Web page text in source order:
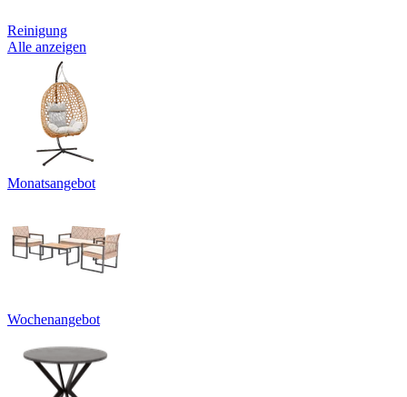
Reinigung
Alle anzeigen
Monatsangebot
Wochenangebot